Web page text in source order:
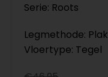
Serie: Roots
Legmethode: Plak
Vloertype: Tegel